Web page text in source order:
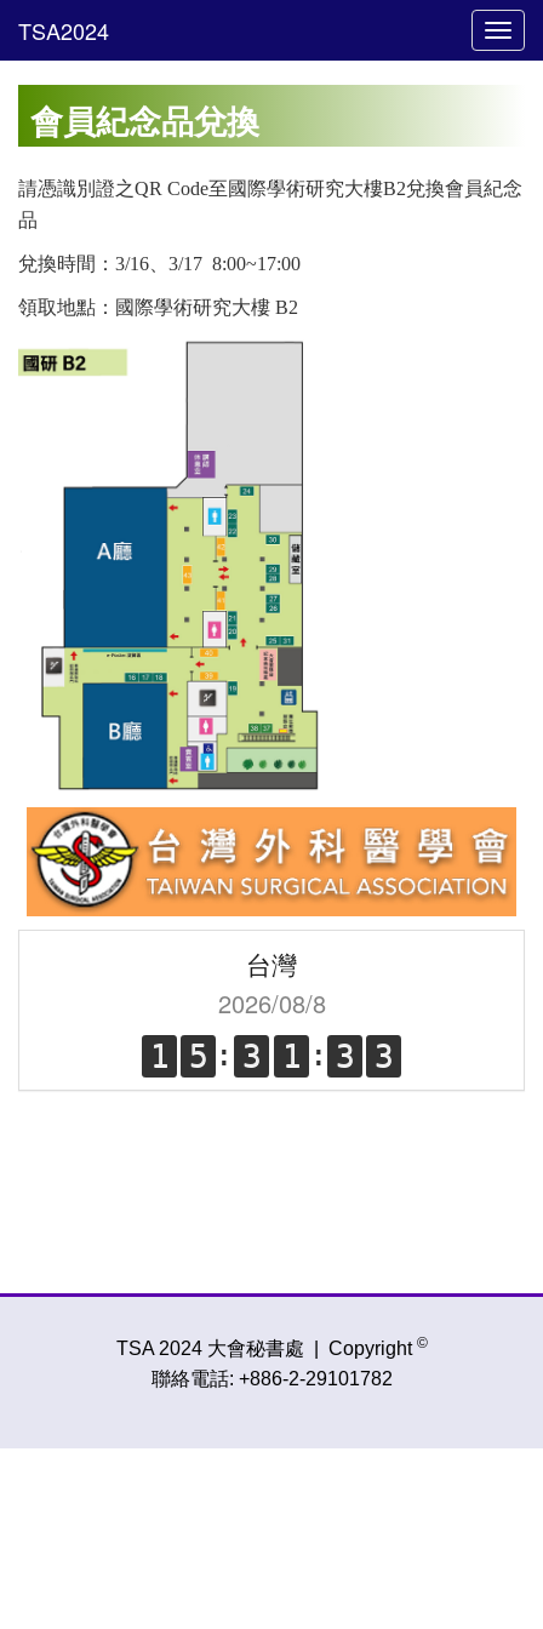
會員紀念品兌換
請憑識別證之QR Code至國際學術研究大樓B2兌換會員紀念
品
兌換時間：3/16、3/17 8:00~17:00
領取地點：國際學術研究大樓 B2
台灣
2026/08/8
TSA 2024 大會秘書處 Copyright ©
聯絡電話: +886-2-29101782